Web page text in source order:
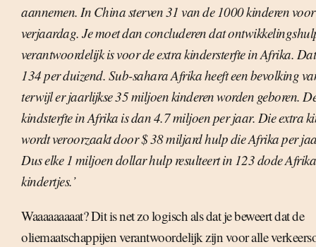
aannemen. In China sterven 31 van de 1000 kinderen
verjaardag. Je moet dan concluderen dat
verantwoordelijk is voor de extra kindersterfte in Afrika.
134 per duizend. Sub-sahara Afrika heeft een bevolking
terwijl er jaarlijkse 35 miljoen kinderen worden geboren.
kindsterfte in Afrika is dan 4.7 miljoen per jaar. Die extra
wordt veroorzaakt door $ 38 miljard hulp die Afrika per
Dus elke 1 miljoen dollar hulp resulteert in 123 dode
kindertjes.’
Waaaaaaaaat? Dit is net zo logisch als dat je beweert dat de
oliemaatschappijen verantwoordelijk zijn voor alle